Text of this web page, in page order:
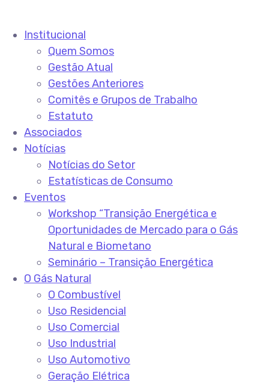
Institucional
Quem Somos
Gestão Atual
Gestões Anteriores
Comitês e Grupos de Trabalho
Estatuto
Associados
Notícias
Notícias do Setor
Estatísticas de Consumo
Eventos
Workshop “Transição Energética e
Oportunidades de Mercado para o Gás
Natural e Biometano
Seminário – Transição Energética
O Gás Natural
O Combustível
Uso Residencial
Uso Comercial
Uso Industrial
Uso Automotivo
Geração Elétrica